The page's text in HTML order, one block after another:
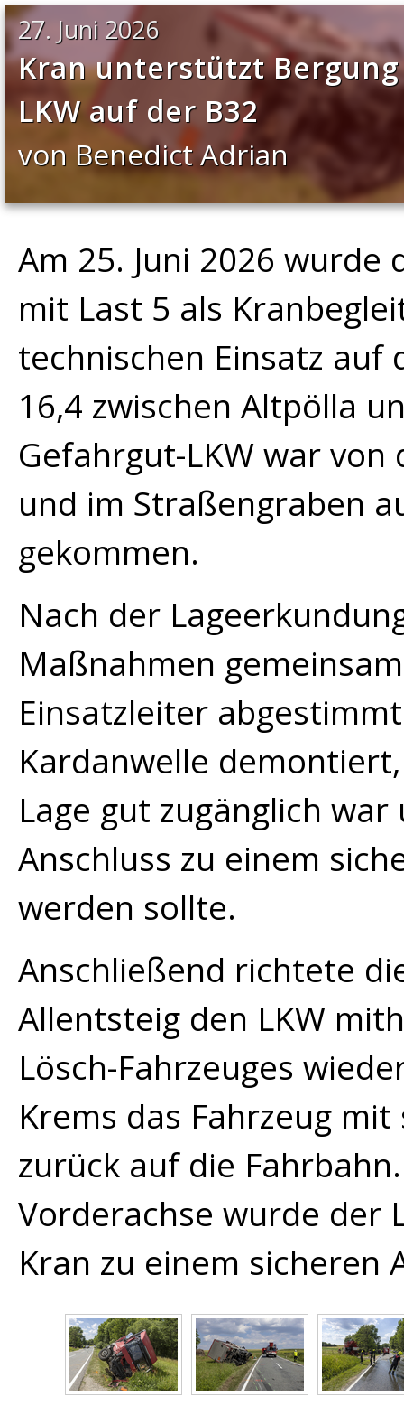
27. Juni 2026
Kran unterstützt
LKW auf der B32
von Benedict Adrian
Am 25. Juni 2026 wurde
mit Last 5 als
technischen Einsatz auf
16,4 zwischen Altpölla
Gefahrgut-LKW war
und im Straßengraben
gekommen.
Nach der
Maßnahmen
Einsatzleiter
Kardanwelle
Lage gut zugänglich
Anschluss zu einem
werden sollte.
Anschließend richtete
Allentsteig den LKW
Lösch-Fahrzeuges
Krems das Fahrzeug
zurück auf die
Vorderachse wurde der
Kran zu einem sicheren